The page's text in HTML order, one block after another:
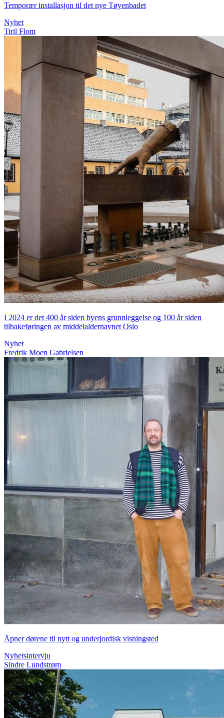
Temporær installasjon til det nye Tøyenbadet
Nyhet
Tiril Flom
I 2024 er det 400 år siden byens grunnleggelse og 100 år siden
tilbakeføringen av middelaldernavnet Oslo
Nyhet
Fredrik Moen Gabrielsen
Åpner dørene til nytt og underjordisk visningsted
Nyhetsintervju
Sindre Lundstrøm